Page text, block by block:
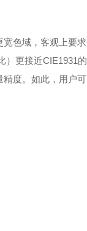
色域，客观上要
）更接近CIE1931
度。如此，用户